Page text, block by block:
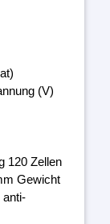
(V)
120 Zellen
Gewicht
anti-